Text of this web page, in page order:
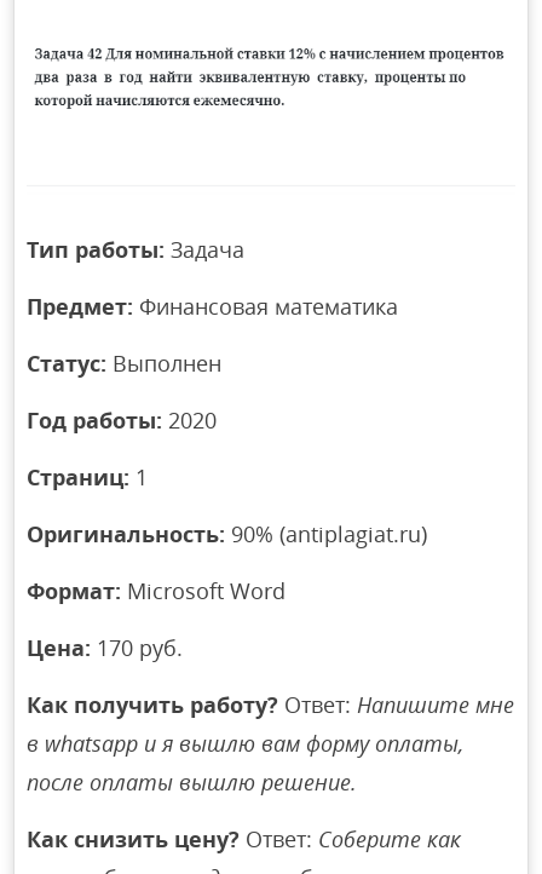
Тип работы: Задача
Предмет: Финансовая математика
Статус: Выполнен
Год работы: 2020
Страниц: 1
Оригинальность: 90% (antiplagiat.ru)
Формат: Microsoft Word
Цена: 170 руб.
Как получить работу? Ответ:Напишите мне
в whatsapp и я вышлю вам форму оплаты,
после оплаты вышлю решение.
Как снизить цену? Ответ: Соберите как